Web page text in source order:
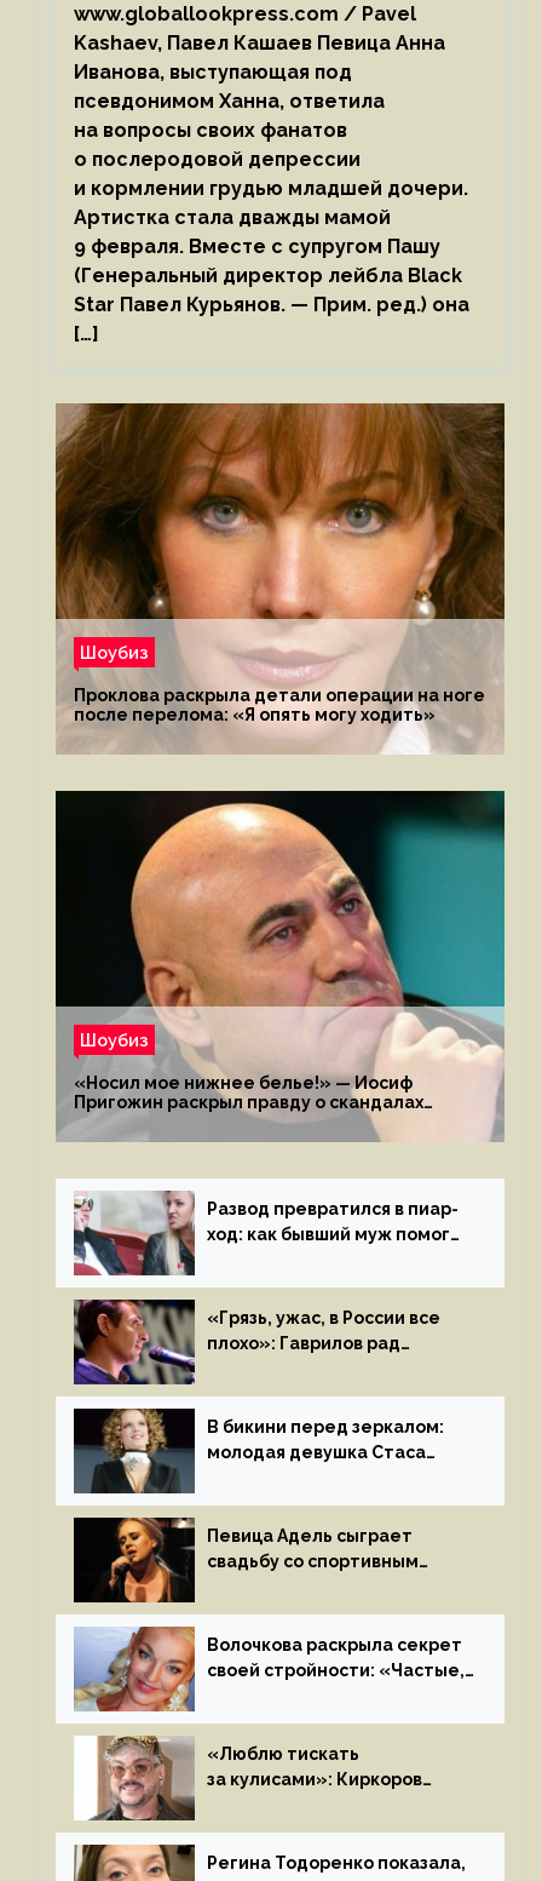
www.globallookpress.com / Pavel
Kashaev, Павел Кашаев Певица Анна
Иванова, выступающая под
псевдонимом Ханна, ответила
на вопросы своих фанатов
о послеродовой депрессии
и кормлении грудью младшей дочери.
Артистка стала дважды мамой
9 февраля. Вместе с супругом Пашу
(Генеральный директор лейбла Black
Star Павел Курьянов. — Прим. ред.) она
[…]
Шоубиз
Проклова раскрыла детали операции на ноге
после перелома: «Я опять могу ходить»
Шоубиз
«Носил мое нижнее белье!» — Иосиф
Пригожин раскрыл правду о скандалах
с мужем своей экс-жены
Развод превратился в пиар-
ход: как бывший муж помог
«Грязь, ужас, в России все
плохо»: Гаврилов рад
иноагентов
В бикини перед зеркалом:
молодая девушка Стаса
на камеру
Певица Адель сыграет
свадьбу со спортивным
летом
Волочкова раскрыла секрет
своей стройности: «Частые,
«Люблю тискать
за кулисами»: Киркоров
к молодой особе
Регина Тодоренко показала,